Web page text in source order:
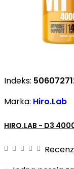
Indeks:
Marka: Hiro.Lab
HIRO.LAB - D3